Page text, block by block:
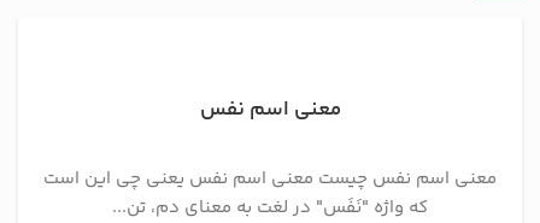
معنی اسم نفس
معنی اسم نفس چیست معنی اسم نفس یعنی چی این است
که واژه "نَفَس" در لغت به معنای دم، تن...